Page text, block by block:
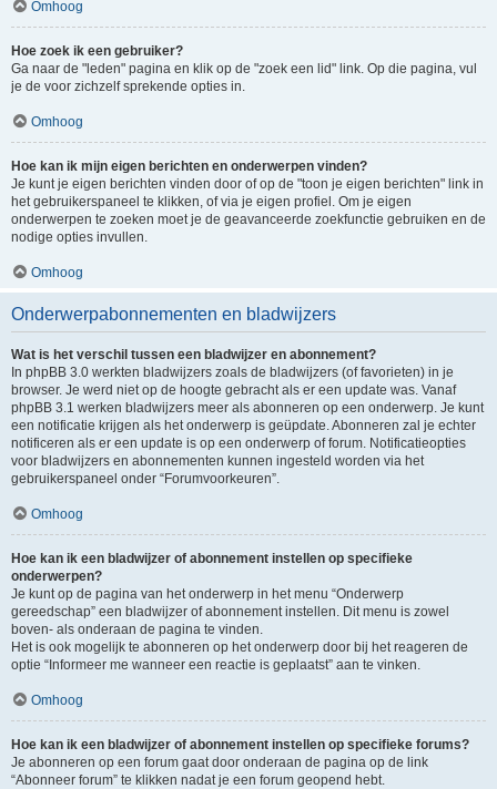
Omhoog
Hoe zoek ik een gebruiker?
Ga naar de "leden" pagina en klik op de "zoek een lid" link. Op die pagina, vul
je de voor zichzelf sprekende opties in.
Omhoog
Hoe kan ik mijn eigen berichten en onderwerpen vinden?
Je kunt je eigen berichten vinden door of op de "toon je eigen berichten" link in
het gebruikerspaneel te klikken, of via je eigen profiel. Om je eigen
onderwerpen te zoeken moet je de geavanceerde zoekfunctie gebruiken en de
nodige opties invullen.
Omhoog
Onderwerpabonnementen en bladwijzers
Wat is het verschil tussen een bladwijzer en abonnement?
In phpBB 3.0 werkten bladwijzers zoals de bladwijzers (of favorieten) in je
browser. Je werd niet op de hoogte gebracht als er een update was. Vanaf
phpBB 3.1 werken bladwijzers meer als abonneren op een onderwerp. Je kunt
een notificatie krijgen als het onderwerp is geüpdate. Abonneren zal je echter
notificeren als er een update is op een onderwerp of forum. Notificatieopties
voor bladwijzers en abonnementen kunnen ingesteld worden via het
gebruikerspaneel onder “Forumvoorkeuren”.
Omhoog
Hoe kan ik een bladwijzer of abonnement instellen op specifieke
onderwerpen?
Je kunt op de pagina van het onderwerp in het menu “Onderwerp
gereedschap” een bladwijzer of abonnement instellen. Dit menu is zowel
boven- als onderaan de pagina te vinden.
Het is ook mogelijk te abonneren op het onderwerp door bij het reageren de
optie “Informeer me wanneer een reactie is geplaatst” aan te vinken.
Omhoog
Hoe kan ik een bladwijzer of abonnement instellen op specifieke forums?
Je abonneren op een forum gaat door onderaan de pagina op de link
“Abonneer forum” te klikken nadat je een forum geopend hebt.